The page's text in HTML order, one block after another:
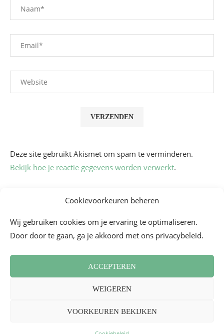
Cookievoorkeuren beheren
Wij gebruiken cookies om je ervaring te optimaliseren.
Door door te gaan, ga je akkoord met ons privacybeleid.
ACCEPTEREN
WEIGEREN
VOORKEUREN BEKIJKEN
Deze site gebruikt Akismet om spam te verminderen.
Bekijk hoe je reactie gegevens worden verwerkt.
Nieuwsbrief Persoverzicht
2026 - Mademoiselle Bon Plan
TERUG NAAR BOVEN